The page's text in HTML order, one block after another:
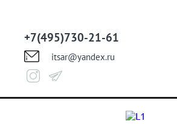
+7(495)730-21-61
itsar@yandex.ru